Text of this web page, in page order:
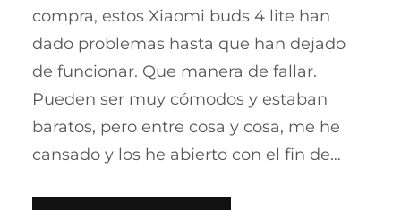
compra, estos Xiaomi buds 4 lite han
dado problemas hasta que han dejado
de funcionar. Que manera de fallar.
Pueden ser muy cómodos y estaban
baratos, pero entre cosa y cosa, me he
cansado y los he abierto con el fin de…